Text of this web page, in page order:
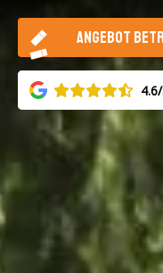
ANGEBOT